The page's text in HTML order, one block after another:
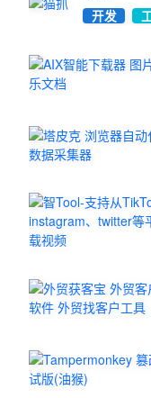
修复下载问题；
其他次要修复。
v5.2.0
修复下载选项中存在的
修复单张图片被打包的
新增“禁用下载架”选项；
修复在启动“打包文件
修复Fanbox下载按钮
开发